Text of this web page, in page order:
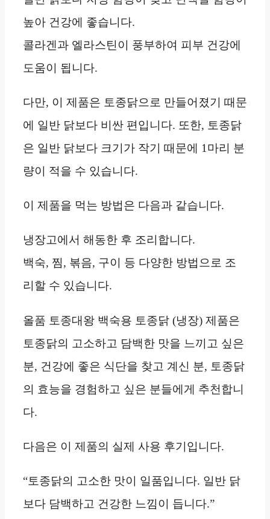
높아 건강에 좋습니다.
콜라겐과 엘라스틴이 풍부하여 피부 건강에
도움이 됩니다.
다만, 이 제품은 토종닭으로 만들어졌기 때문
에 일반 닭보다 비싼 편입니다. 또한, 토종닭
은 일반 닭보다 크기가 작기 때문에 1마리 분
량이 적을 수 있습니다.
이 제품을 먹는 방법은 다음과 같습니다.
냉장고에서 해동한 후 조리합니다.
백숙, 찜, 볶음, 구이 등 다양한 방법으로 조
리할 수 있습니다.
올품 토종대왕 백숙용 토종닭 (냉장) 제품은
토종닭의 고소하고 담백한 맛을 느끼고 싶은
분, 건강에 좋은 식단을 찾고 계신 분, 토종닭
의 효능을 경험하고 싶은 분들에게 추천합니
다.
다음은 이 제품의 실제 사용 후기입니다.
“토종닭의 고소한 맛이 일품입니다. 일반 닭
보다 담백하고 건강한 느낌이 듭니다.”